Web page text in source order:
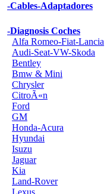
-Cables-Adaptadores
-Diagnosis Coches
Alfa Romeo-Fiat-Lancia
Audi-Seat-VW-Skoda
Bentley
Bmw & Mini
Chrysler
CitroÃ«n
Ford
GM
Honda-Acura
Hyundai
Isuzu
Jaguar
Kia
Land-Rover
Lexus